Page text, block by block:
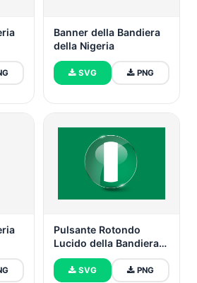
Banner della Bandiera
della Nigeria
SVG PNG
Pulsante Rotondo
Lucido della Bandiera
della Nigeria
SVG PNG